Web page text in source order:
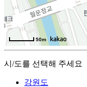
50m
시/도를 선택해 주세요
강원도